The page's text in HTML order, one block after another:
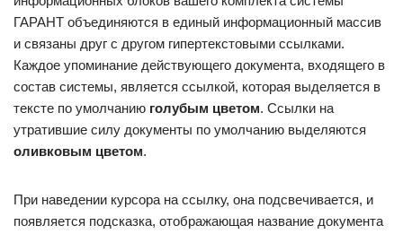
ГАРАНТ объединяются в единый информационный массив
и связаны друг с другом гипертекстовыми ссылками.
Каждое упоминание действующего документа, входящего в
состав системы, является ссылкой, которая выделяется в
тексте по умолчанию голубым цветом. Ссылки на
утратившие силу документы по умолчанию выделяются
оливковым цветом.
При наведении курсора на ссылку, она подсвечивается, и
появляется подсказка, отображающая название документа